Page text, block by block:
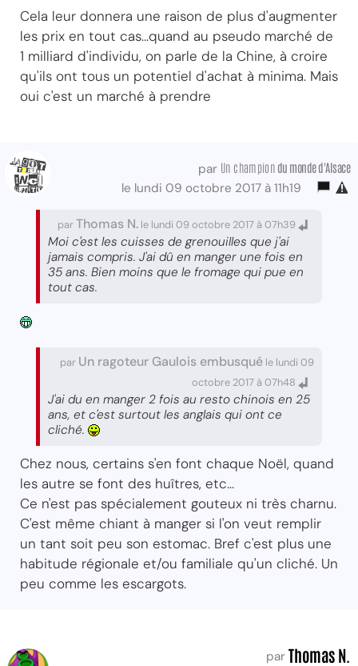
Cela leur donnera une raison de plus d'augmenter
les prix en tout cas...quand au pseudo marché de
1 milliard d'individu, on parle de la Chine, à croire
qu'ils ont tous un potentiel d'achat à minima. Mais
oui c'est un marché à prendre
par Un champion du monde d'Alsace
le lundi 09 octobre 2017 à 11h19
parThomas N. le lundi 09 octobre 2017 à 07h39
Moi c'est les cuisses de grenouilles que j'ai
jamais compris. J'ai dû en manger une fois en
35 ans. Bien moins que le fromage qui pue en
tout cas.
par Un ragoteur Gaulois embusqué le lundi 09
octobre 2017 à 07h48
J'ai du en manger 2 fois au resto chinois en 25
ans, et c'est surtout les anglais qui ont ce
cliché.
Chez nous, certains s'en font chaque Noël, quand
les autre se font des huîtres, etc...
Ce n'est pas spécialement gouteux ni très charnu.
C'est même chiant à manger si l'on veut remplir
un tant soit peu son estomac. Bref c'est plus une
habitude régionale et/ou familiale qu'un cliché. Un
peu comme les escargots.
par Thomas N.